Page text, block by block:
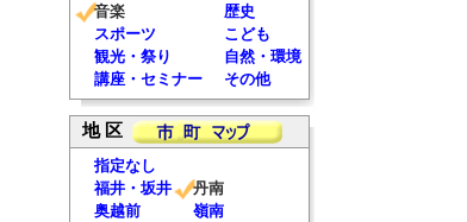
音楽
歴史
スポーツ
こども
観光・祭り
自然・環境
講座・セミナー
その他
地 区
指定なし
福井・坂井
丹南
奥越前
嶺南